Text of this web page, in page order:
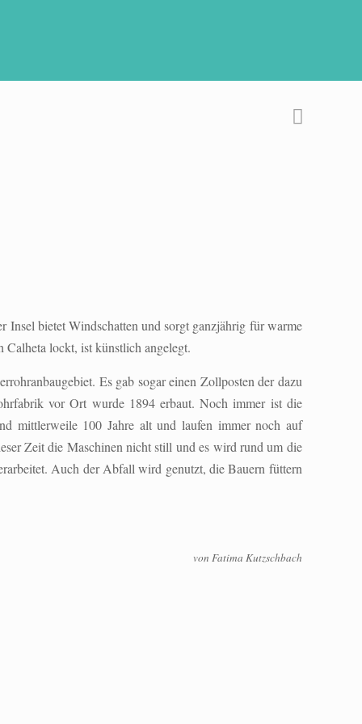
Insel bietet Windschatten und sorgt ganzjährig für warme
Calheta lockt, ist künstlich angelegt.
Es gab sogar einen Zollposten der dazu
vor Ort wurde 1894 erbaut. Noch immer ist die
mittlerweile 100 Jahre alt und laufen immer noch auf
Zeit die Maschinen nicht still und es wird rund um die
Auch der Abfall wird genutzt, die Bauern füttern
von Fatima Kutzschbach